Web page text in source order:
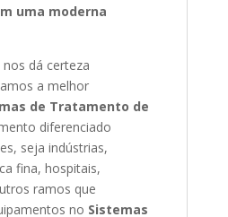
uma moderna
dá certeza
a melhor
de Tratamento de
diferenciado
seja indústrias,
fina, hospitais,
ramos que
no Sistemas